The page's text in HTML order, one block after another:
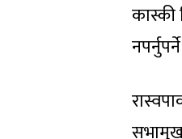
कास्की